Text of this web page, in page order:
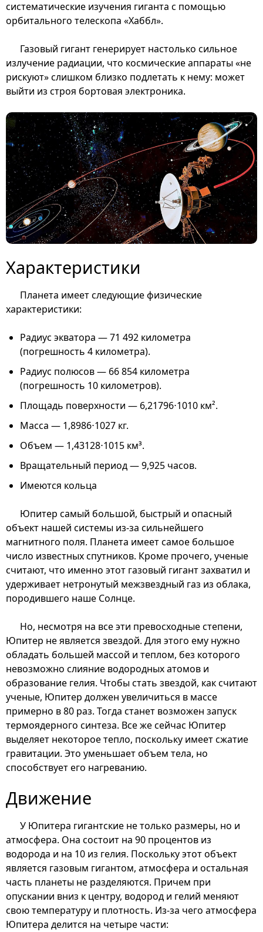
систематические изучения гиганта с помощью
орбитального телескопа «Хаббл».
Газовый гигант генерирует настолько сильное
излучение радиации, что космические аппараты «не
рискуют» слишком близко подлетать к нему: может
выйти из строя бортовая электроника.
Характеристики
Планета имеет следующие физические
характеристики:
Радиус экватора — 71 492 километра
(погрешность 4 километра).
Радиус полюсов — 66 854 километра
(погрешность 10 километров).
Площадь поверхности — 6,21796⋅1010 км².
Масса — 1,8986⋅1027 кг.
Объем — 1,43128⋅1015 км³.
Вращательный период — 9,925 часов.
Имеются кольца
Юпитер самый большой, быстрый и опасный
объект нашей системы из-за сильнейшего
магнитного поля. Планета имеет самое большое
число известных спутников. Кроме прочего, ученые
считают, что именно этот газовый гигант захватил и
удерживает нетронутый межзвездный газ из облака,
породившего наше Солнце.
Но, несмотря на все эти превосходные степени,
Юпитер не является звездой. Для этого ему нужно
обладать большей массой и теплом, без которого
невозможно слияние водородных атомов и
образование гелия. Чтобы стать звездой, как считают
ученые, Юпитер должен увеличиться в массе
примерно в 80 раз. Тогда станет возможен запуск
термоядерного синтеза. Все же сейчас Юпитер
выделяет некоторое тепло, поскольку имеет сжатие
гравитации. Это уменьшает объем тела, но
способствует его нагреванию.
Движение
У Юпитера гигантские не только размеры, но и
атмосфера. Она состоит на 90 процентов из
водорода и на 10 из гелия. Поскольку этот объект
является газовым гигантом, атмосфера и остальная
часть планеты не разделяются. Причем при
опускании вниз к центру, водород и гелий меняют
свою температуру и плотность. Из-за чего атмосфера
Юпитера делится на четыре части: